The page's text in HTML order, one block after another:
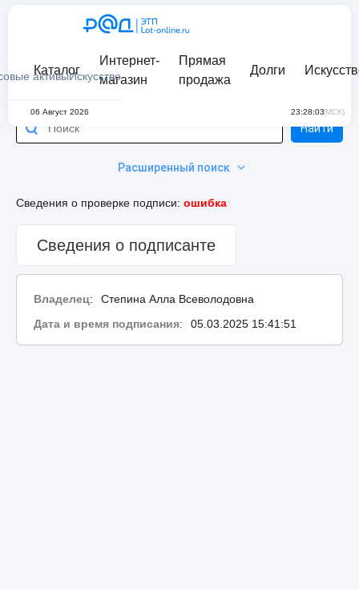
активыИскусство
Каталог
Интернет-
магазин
Прямая
продажа
Долги
06 Август 2026 23:28:03(МСК)
Расширенный поиск
Найти
Сведения о проверке подписи: ошибка
Сведения о подписанте
Владелец:
Степина Алла Всеволодовна
Дата и время подписания: 05.03.2025 15:41:51